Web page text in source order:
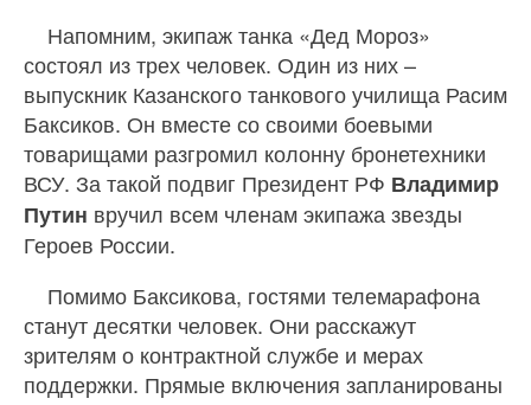
Напомним, экипаж танка «Дед Мороз»
состоял из трех человек. Один из них –
выпускник Казанского танкового училища Расим
Баксиков. Он вместе со своими боевыми
товарищами разгромил колонну бронетехники
ВСУ. За такой подвиг Президент РФ Владимир
Путин вручил всем членам экипажа звезды
Героев России.
Помимо Баксикова, гостями телемарафона
станут десятки человек. Они расскажут
зрителям о контрактной службе и мерах
поддержки. Прямые включения запланированы